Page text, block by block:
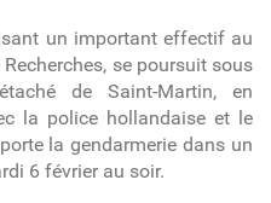
un important effectif au
se poursuit sous
de Saint-Martin, en
la police hollandaise et le
la gendarmerie dans un
6 février au soir.